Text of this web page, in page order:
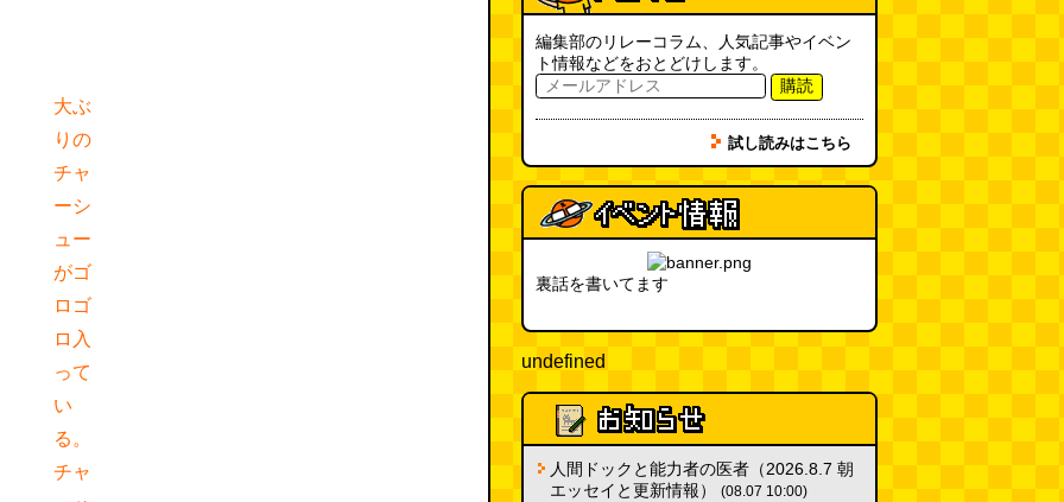
大ぶ
りの
チャ
ーシ
ュー
がゴ
ロゴ
ロ入
って
い
る。
チャ
SDカードのケチャップ和え / う
っかりデイリー 2026年8月1日号
(デイリーポータルZ)
(08.03 17:00)
現役、コスモスの自販機(読者投
稿) (08.03 16:00)
取り残された木(ほり)
16:00)
ミンティアで汗がおさえられるの
は本当か (べつやく れい)
11:00)
編集部のリレーコラム、人気記事やイベン
ト情報などをおとどけします。
購読
試し読みはこちら
裏話を書いてます
undefined
人間ドックと能力者の医者（2026.8.7 朝
エッセイと更新情報）
(08.07 10:00)